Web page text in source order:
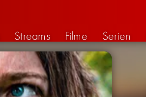
Streams Filme Serien